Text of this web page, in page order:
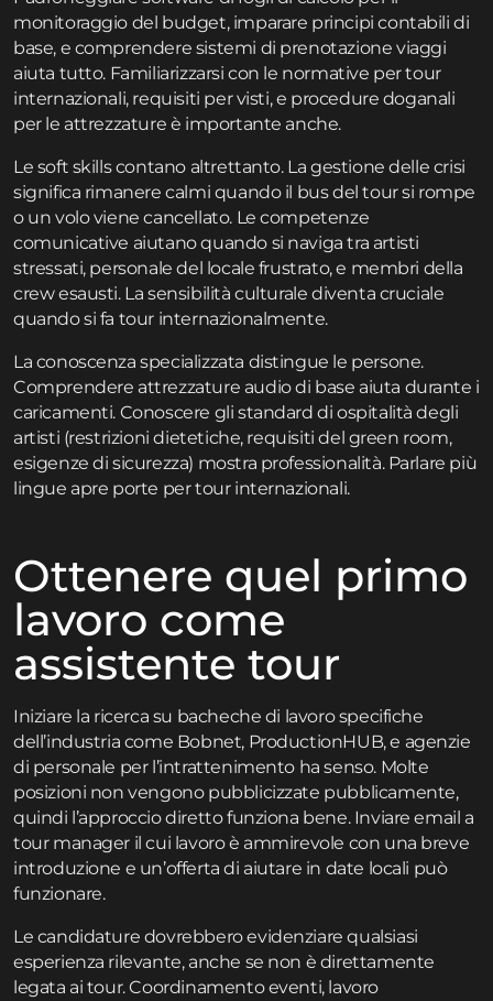
monitoraggio del budget, imparare principi contabili di
base, e comprendere sistemi di prenotazione viaggi
aiuta tutto. Familiarizzarsi con le normative per tour
internazionali, requisiti per visti, e procedure doganali
per le attrezzature è importante anche.
Le soft skills contano altrettanto. La gestione delle crisi
significa rimanere calmi quando il bus del tour si rompe
o un volo viene cancellato. Le competenze
comunicative aiutano quando si naviga tra artisti
stressati, personale del locale frustrato, e membri della
crew esausti. La sensibilità culturale diventa cruciale
quando si fa tour internazionalmente.
La conoscenza specializzata distingue le persone.
Comprendere attrezzature audio di base aiuta durante i
caricamenti. Conoscere gli standard di ospitalità degli
artisti (restrizioni dietetiche, requisiti del green room,
esigenze di sicurezza) mostra professionalità. Parlare più
lingue apre porte per tour internazionali.
Ottenere quel primo
lavoro come
assistente tour
Iniziare la ricerca su bacheche di lavoro specifiche
dell’industria come Bobnet, ProductionHUB, e agenzie
di personale per l’intrattenimento ha senso. Molte
posizioni non vengono pubblicizzate pubblicamente,
quindi l’approccio diretto funziona bene. Inviare email a
tour manager il cui lavoro è ammirevole con una breve
introduzione e un’offerta di aiutare in date locali può
funzionare.
Le candidature dovrebbero evidenziare qualsiasi
esperienza rilevante, anche se non è direttamente
legata ai tour. Coordinamento eventi, lavoro